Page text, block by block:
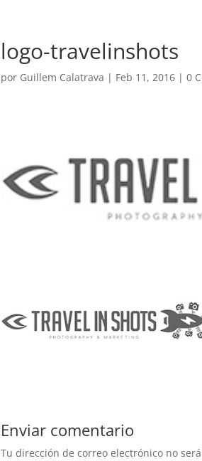
logo-travelinshots
por Guillem Calatrava | Feb 11, 2016| 0
Enviar comentario
Tu dirección de correo electrónico no